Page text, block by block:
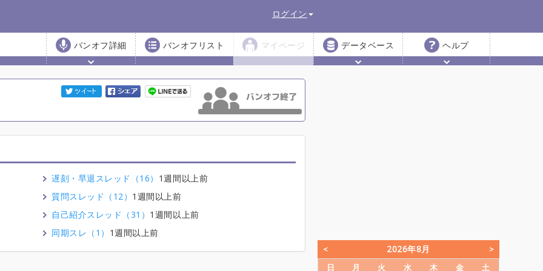
ログイン
バンオフ詳細 バンオフリスト マイページ データベース ヘルプ
遅刻・早退スレッド（16） 1週間以上前
質問スレッド（12） 1週間以上前
自己紹介スレッド（31） 1週間以上前
同期スレ（1） 1週間以上前
2026年8月
日 月 火 水 木 金 土